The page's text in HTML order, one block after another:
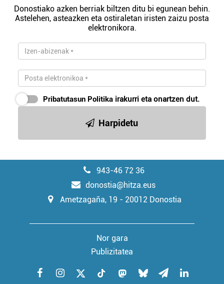
Donostiako azken berriak biltzen ditu bi egunean behin.
Astelehen, asteazken eta ostiraletan iristen zaizu posta
elektronikora.
Pribatutasun Politika irakurri eta onartzen dut.
Harpidetu
943-46 72 36
donostia@hitza.eus
Ametzagaña, 19 - 20012 Donostia
Nor gara
Publizitatea